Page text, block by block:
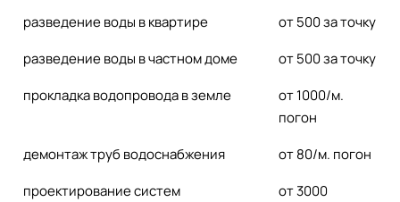
разведение воды в квартире
от 500 за точку
разведение воды в частном доме
от 500 за точку
прокладка водопровода в земле
от 1000/м.
погон
демонтаж труб водоснабжения
от 80/м. погон
проектирование систем
от 3000